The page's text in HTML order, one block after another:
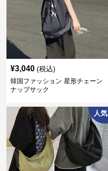
¥3,040 (税込)
韓国ファッション 星形チェーン
ナップサック
人気